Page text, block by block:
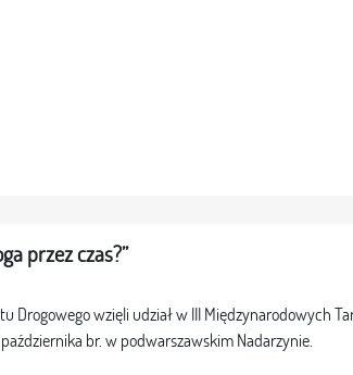
przez czas?”
Drogowego wzięli udział w III Międzynarodowych
br. w podwarszawskim Nadarzynie.